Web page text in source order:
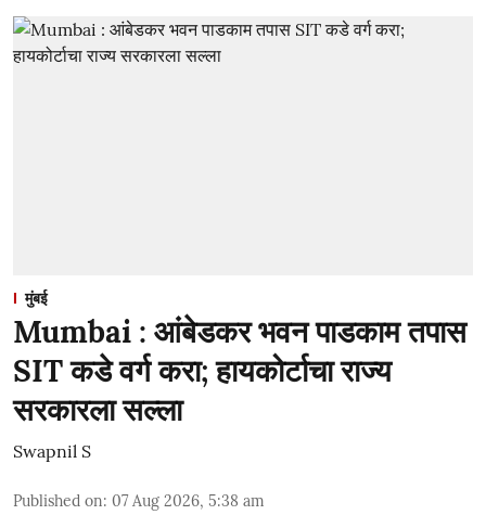
मुंबई
Mumbai : आंबेडकर भवन पाडकाम तपास
SIT कडे वर्ग करा; हायकोर्टाचा राज्य
सरकारला सल्ला
Swapnil S
Published on: 07 Aug 2026, 5:38 am